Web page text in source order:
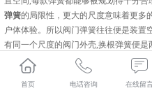
弹簧的局限性，更大的尺度意味着更多
户体体验。所以阀门弹簧往往便是装置
有同一个尺度的阀门外壳,换根弹簧便是
号，这对弹簧的弹力和疲劳必定是一个
分利用空间，尽可能的让弹簧更安稳。
哪些数据需要着重留意，弹簧的压并高
首页 电话咨询 在线留